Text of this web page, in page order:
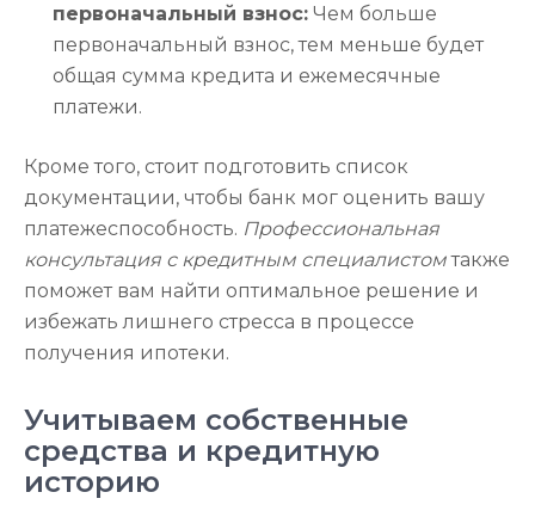
первоначальный взнос: Чем больше
первоначальный взнос, тем меньше будет
общая сумма кредита и ежемесячные
платежи.
Кроме того, стоит подготовить список
документации, чтобы банк мог оценить вашу
платежеспособность. Профессиональная
консультация с кредитным специалистомтакже
поможет вам найти оптимальное решение и
избежать лишнего стресса в процессе
получения ипотеки.
Учитываем собственные
средства и кредитную
историю